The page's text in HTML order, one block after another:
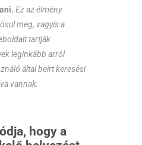
Ez az élmény
meg, vagyis a
tartják
leginkább arról
által beírt keresési
vannak.
hogy a